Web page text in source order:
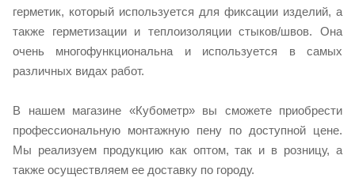
герметик, который используется для фиксации изделий, а
также герметизации и теплоизоляции стыков/швов. Она
очень многофункциональна и используется в самых
различных видах работ.
В нашем магазине «Кубометр» вы сможете приобрести
профессиональную монтажную пену по доступной цене.
Мы реализуем продукцию как оптом, так и в розницу, а
также осуществляем ее доставку по городу.